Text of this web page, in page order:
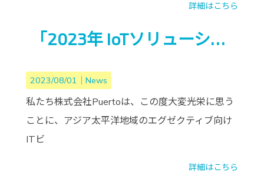
詳細はこちら
「2023年 IoTソリューションプロバイダー トップ10」に選出
2023/08/01｜ News
私たち株式会社Puertoは、この度大変光栄に思う
ことに、アジア太平洋地域のエグゼクティブ向け
ITビ
詳細はこちら